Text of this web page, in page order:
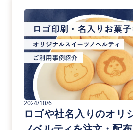
2024/10/6
ロゴや社名入りのオリ